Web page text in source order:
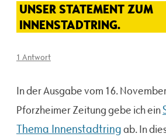
UNSER STATEMENT ZUM
INNENSTADTRING.
1 Antwort
In der Ausgabe vom 16.
Pforzheimer Zeitung gebe ich ein
Thema Innenstadtringab. In